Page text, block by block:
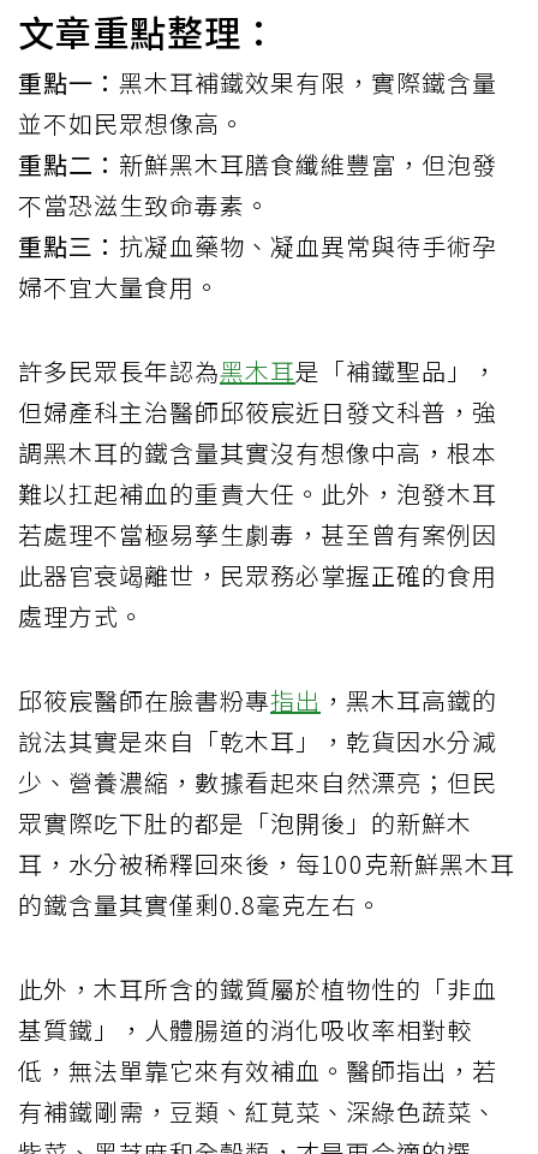
文章重點整理：
重點一： 黑木耳補鐵效果有限，實際鐵含量
並不如民眾想像高。
重點二： 新鮮黑木耳膳食纖維豐富，但泡發
不當恐滋生致命毒素。
重點三： 抗凝血藥物、凝血異常與待手術孕
婦不宜大量食用。
許多民眾長年認為黑木耳是「補鐵聖品」，
但婦產科主治醫師邱筱宸近日發文科普，強
調黑木耳的鐵含量其實沒有想像中高，根本
難以扛起補血的重責大任。此外，泡發木耳
若處理不當極易孳生劇毒，甚至曾有案例因
此器官衰竭離世，民眾務必掌握正確的食用
處理方式。
邱筱宸醫師在臉書粉專指出 ，黑木耳高鐵的
說法其實是來自「乾木耳」，乾貨因水分減
少、營養濃縮，數據看起來自然漂亮；但民
眾實際吃下肚的都是「泡開後」的新鮮木
耳，水分被稀釋回來後，每100克新鮮黑木耳
的鐵含量其實僅剩0.8毫克左右。
此外，木耳所含的鐵質屬於植物性的「非血
基質鐵」，人體腸道的消化吸收率相對較
低，無法單靠它來有效補血。醫師指出，若
有補鐵剛需，豆類、紅莧菜、深綠色蔬菜、